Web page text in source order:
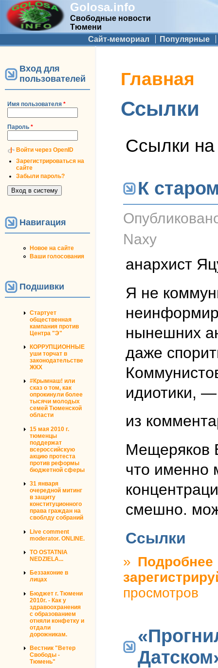
Golosa.info
Свободные новости
Тюмени
Дополнительное меню
Сайт-мемориал Популярные
Вход для
пользователей
Имя пользователя *
Пароль *
Войти через OpenID
Зарегистрироваться на
сайте
Забыли пароль?
Навигация
Новое на сайте
Ваши голосования
Подшивки
Стартует
общественная
кампания против
Центра "Э"
КОРРУПЦИОННЫЕ
уши торчат в
законодательстве
ЖКХ
#Крымнаш! или
сказ о том, как
опрокинули более
тысячи молодых
семей Тюменской
области
15 мая 2010 г.
тюменцы
поддержат
всероссийскую
акцию протеста
против реформы
бюджетной сферы
31 января
очередной митинг
в защиту
конституционного
права граждан на
своблду собраний
Live comment
moderator. ONLINE.
TO OSTATNIA
NEDZIELA...
Беззаконие в
лицах
Бюджет г. Тюмени
2010г. - Как у
здравоохранения
с образованием
отняли конфетку и
отдали
дорожникам.
Вестник "Ветер
Свободы -
Тюмень"
Вы здесь
Главная
Ссылки
Ссылки на
К
Naxy
анархист
Я не
нынешних
даже
идиотики,
из
Мещеряков
что именно
смешно.
Ссылки
» Подробнее
просмотров